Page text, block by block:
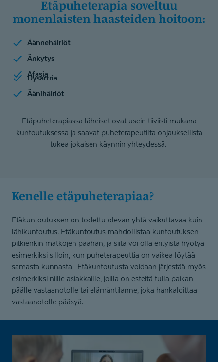
Etäpuheterapia soveltuu
monenlaisten haasteiden hoitoon:
Äännehäiriöt
Änkytys
Afasia
Dysartria
Äänihäiriöt
Etäpuheterapiassa läheiset ovat usein tiiviisti mukana
kuntoutuksessa ja saavat puheterapeutilta ohjauksellista
tukea jokaisen käynnin yhteydessä.
Kenelle etäpuhete­rapiaa?
Etäkuntoutuksen on todettu olevan yhtä vaikuttavaa kuin
lähikuntoutus. Etäkuntoutus mahdollistaa kuntoutuksen
pitkienkin matkojen päähän, ja siitä voi olla erityistä hyötyä
esimerkiksi silloin, kun puheterapeuttia on vaikea löytää
samasta kunnasta. Etäkuntoutusta voidaan järjestää myös
esimerkiksi niille asiakkaille, joilla on esteitä tulla paikan
päälle vastaanotolle tai elämäntilanne, joka hankaloittaa
vastaanotolle pääsyä.